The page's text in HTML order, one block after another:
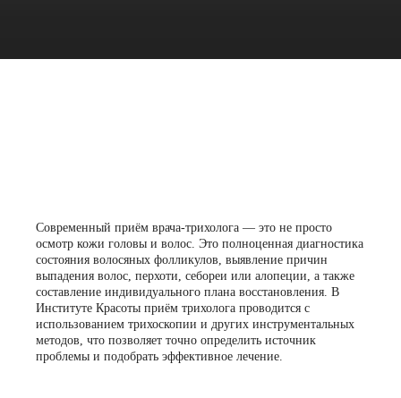
Современный приём врача-трихолога — это не просто
осмотр кожи головы и волос. Это полноценная диагностика
состояния волосяных фолликулов, выявление причин
выпадения волос, перхоти, себореи или алопеции, а также
составление индивидуального плана восстановления. В
Институте Красоты приём трихолога проводится с
использованием трихоскопии и других инструментальных
методов, что позволяет точно определить источник
проблемы и подобрать эффективное лечение.